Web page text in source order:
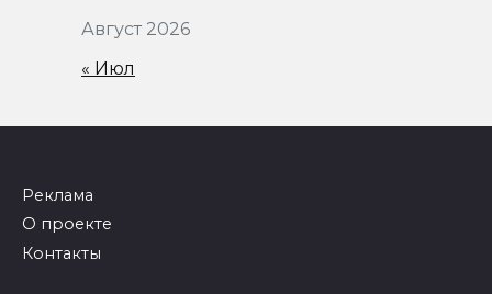
Август 2026
« Июл
Реклама
О проекте
Контакты